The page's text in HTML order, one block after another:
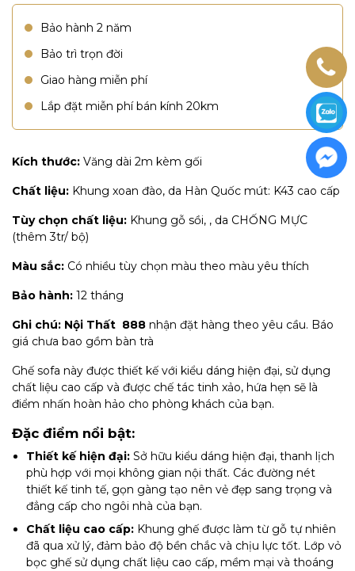
Bảo hành 2 năm
Bảo trì trọn đời
Giao hàng miễn phí
Lắp đặt miễn phí bán kính 20km
Kích thước: Văng dài 2m kèm gối
Chất liệu: Khung xoan đào, da Hàn Quốc mút: K43 cao cấp
Tùy chọn chất liệu: Khung gỗ sồi, , da CHỐNG MỰC
(thêm 3tr/ bộ)
Màu sắc: Có nhiều tùy chọn màu theo màu yêu thích
Bảo hành: 12 tháng
Ghi chú: Nội Thất 888 nhận đặt hàng theo yêu cầu. Báo
giá chưa bao gồm bàn trà​
Ghế sofa này được thiết kế với kiểu dáng hiện đại, sử dụng
chất liệu cao cấp và được chế tác tinh xảo, hứa hẹn sẽ là
điểm nhấn hoàn hảo cho phòng khách của bạn.
Đặc điểm nổi bật:
Thiết kế hiện đại: Sở hữu kiểu dáng hiện đại, thanh lịch
phù hợp với mọi không gian nội thất. Các đường nét
thiết kế tinh tế, gọn gàng tạo nên vẻ đẹp sang trọng và
đẳng cấp cho ngôi nhà của bạn.
Chất liệu cao cấp: Khung ghế được làm từ gỗ tự nhiên
đã qua xử lý, đảm bảo độ bền chắc và chịu lực tốt. Lớp vỏ
bọc ghế sử dụng chất liệu cao cấp, mềm mại và thoáng